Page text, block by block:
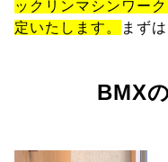
ックリンマシンワー
定いたします。
まず
BMX